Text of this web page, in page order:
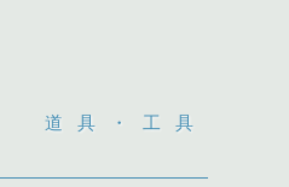
道具・工具